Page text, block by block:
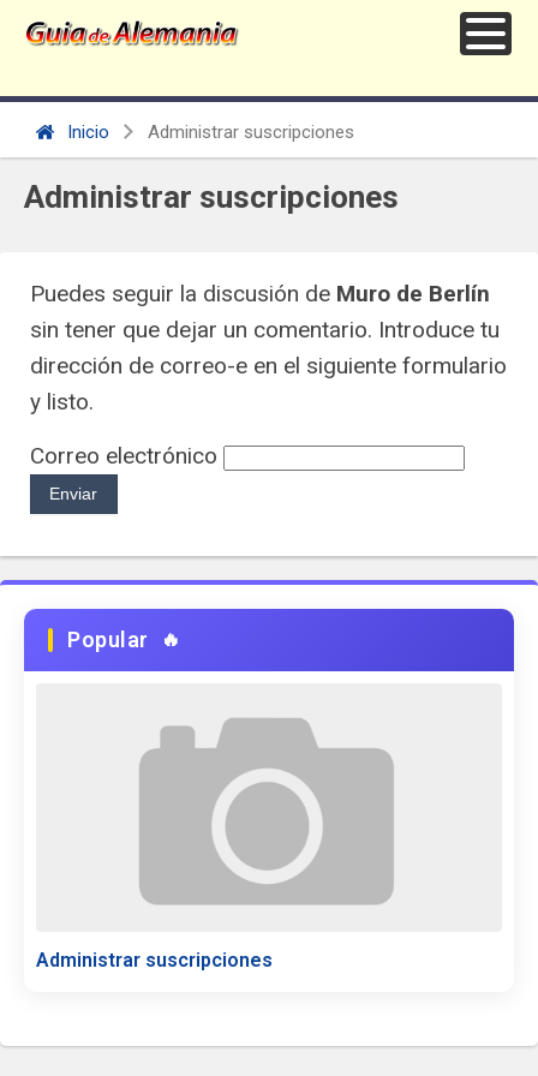
Inicio Administrar suscripciones
Administrar suscripciones
Puedes seguir la discusión de Muro de Berlín
sin tener que dejar un comentario. Introduce tu
dirección de correo-e en el siguiente formulario
y listo.
Correo electrónico
Popular
Administrar suscripciones